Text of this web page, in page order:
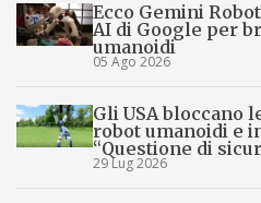
Ecco Gemini
AI di Google per
umanoidi
05 Ago 2026
Gli USA bloccano
robot umanoidi e
“Questione di
29 Lug 2026